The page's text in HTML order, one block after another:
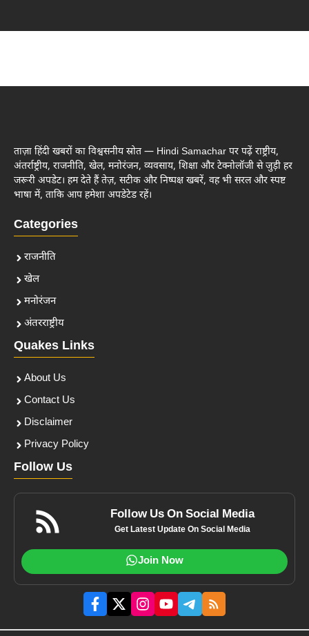
ताज़ा हिंदी खबरों का विश्वसनीय स्रोत — Hindi Samachar पर पढ़ें राष्ट्रीय,
अंतर्राष्ट्रीय, राजनीति, खेल, मनोरंजन, व्यवसाय, शिक्षा और टेक्नोलॉजी से जुड़ी हर
जरूरी अपडेट। हम देते हैं तेज़, सटीक और निष्पक्ष खबरें, वह भी सरल और स्पष्ट
भाषा में, ताकि आप हमेशा अपडेटेड रहें।
Categories
राजनीति
खेल
मनोरंजन
अंतरराष्ट्रीय
Quakes Links
About Us
Contact Us
Disclaimer
Privacy Policy
Follow Us
Follow Us On Social Media
Get Latest Update On Social Media
Join Now